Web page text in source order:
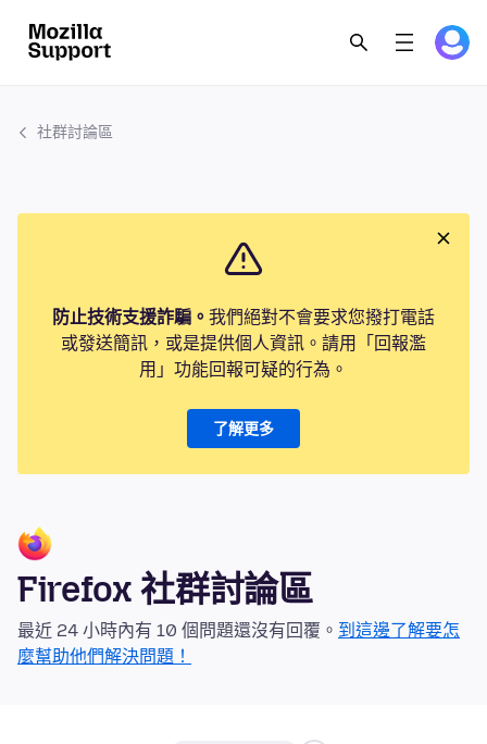
社群討論區
防止技術支援詐騙。 我們絕對不會要求您撥打電話
或發送簡訊，或是提供個人資訊。請用「回報濫
用」功能回報可疑的行為。
了解更多
Firefox 社群討論區
最近 24 小時內有 10 個問題還沒有回覆。 到這邊了解要怎
麼幫助他們解決問題！